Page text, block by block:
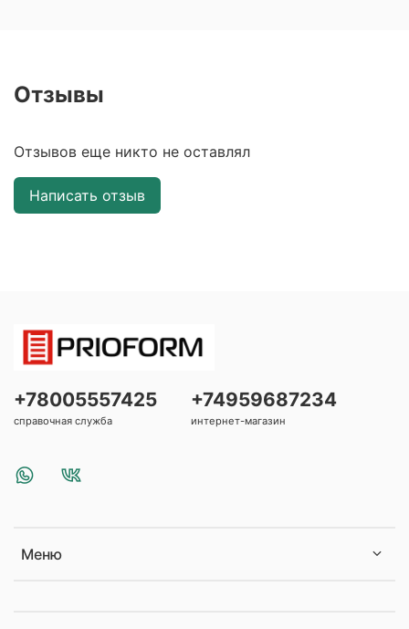
Отзывы
Отзывов еще никто не оставлял
Написать отзыв
Меню
+78005557425
справочная служба
+74959687234
интернет-магазин